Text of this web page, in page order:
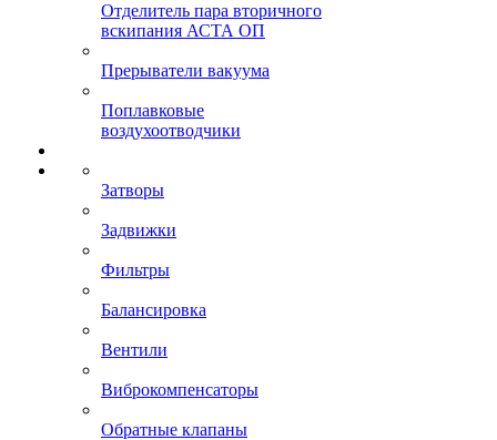
Отделитель пара вторичного
вскипания АСТА ОП
Прерыватели вакуума
Поплавковые
воздухоотводчики
Затворы
Задвижки
Фильтры
Балансировка
Вентили
Виброкомпенсаторы
Обратные клапаны